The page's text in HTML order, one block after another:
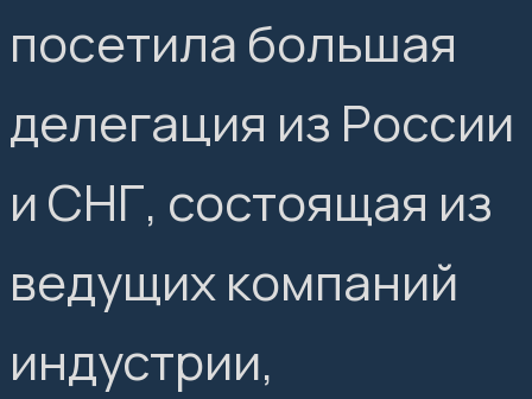
посетила большая
делегация из России
и СНГ, состоящая из
ведущих компаний
индустрии,